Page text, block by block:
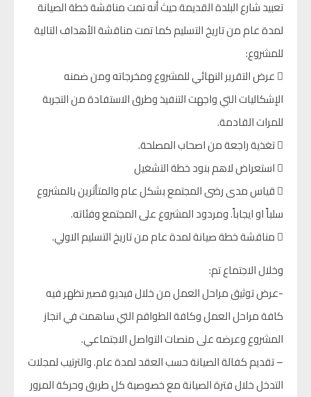
تعبيد شارع البلدة القديمة حيث أنه تمت مناقشة خطة الصيانة
لمدة عام من تاريخ التسليم كما تمت مناقشة الأهداف التالية
للمشروع:
 عرض التقرير النهائي للمشروع ومخرجاته ومن ضمنه
الإشكاليات التي واجهت التنفيذ وطرق الاستفادة من التجربة
للمرات القادمة.
 تغذية راجعة من اصحاب المصلحة.
 استعراض لاهم بنود خطة التشغيل
 قياس مدى رضى المجتمع بشكل عام والمتأثرين بالمشروع
سلباً او ايجاباً. ومردود المشروع على المجتمع وفئاته.
 مناقشة خطة صيانة لمدة عام من تاريخ التسليم الاولي.
وخلال الاجتماع تم:
-عرض توثيق مراحل العمل من خلال فيديو قصير نظهر فيه
كافة مراحل العمل وكافة الطواقم التي ساهمت في انجاز
المشروع وعرضه على منصات التواصل الاجتماعي.
– تقديم كفالة الصيانة حسب العقد لمدة عام. والترتيب لمجلات
التدخل خلال فترة الصيانة مع خصوصية كل طريق وحركة المرور